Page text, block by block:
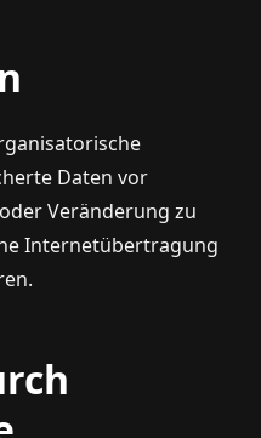
Daten vor
Veränderung zu
Internetübertragung